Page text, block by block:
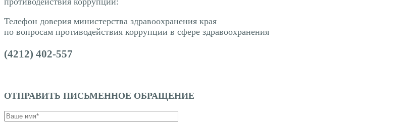
Телефон доверия министерства здравоохранения края
по вопросам противодействия коррупции в сфере здравоохранения
(4212) 402-557
ОТПРАВИТЬ ПИСЬМЕННОЕ ОБРАЩЕНИЕ